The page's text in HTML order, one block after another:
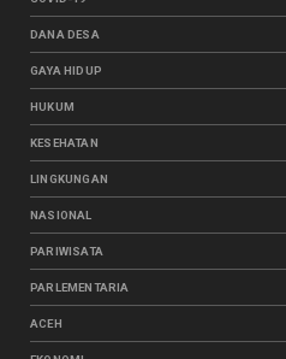
DANA DESA
GAYA HIDUP
HUKUM
KESEHATAN
LINGKUNGAN
NASIONAL
PARIWISATA
PARLEMENTARIA
ACEH